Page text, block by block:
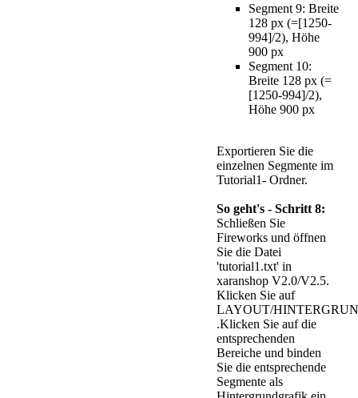
Segment 9: Breite
128 px (=[1250-
994]/2), Höhe
900 px
Segment 10:
Breite 128 px (=
[1250-994]/2),
Höhe 900 px
Exportieren Sie die
einzelnen Segmente im
Tutorial1- Ordner.
So geht's - Schritt 8:
Schließen Sie
Fireworks und öffnen
Sie die Datei
'tutorial1.txt' in
xaranshop V2.0/V2.5.
Klicken Sie auf
LAYOUT/
.Klicken Sie auf die
entsprechenden
Bereiche und binden
Sie die entsprechende
Segmente als